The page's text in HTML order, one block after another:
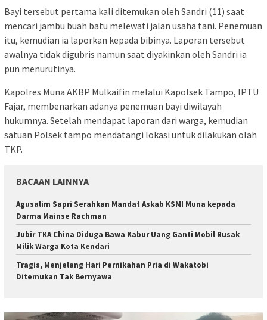
Bayi tersebut pertama kali ditemukan oleh Sandri (11) saat
mencari jambu buah batu melewati jalan usaha tani. Penemuan
itu, kemudian ia laporkan kepada bibinya. Laporan tersebut
awalnya tidak digubris namun saat diyakinkan oleh Sandri ia
pun menurutinya.
Kapolres Muna AKBP Mulkaifin melalui Kapolsek Tampo, IPTU
Fajar, membenarkan adanya penemuan bayi diwilayah
hukumnya. Setelah mendapat laporan dari warga, kemudian
satuan Polsek tampo mendatangi lokasi untuk dilakukan olah
TKP.
BACAAN LAINNYA
Agusalim Sapri Serahkan Mandat Askab KSMI Muna kepada
Darma Mainse Rachman
Jubir TKA China Diduga Bawa Kabur Uang Ganti Mobil Rusak
Milik Warga Kota Kendari
Tragis, Menjelang Hari Pernikahan Pria di Wakatobi
Ditemukan Tak Bernyawa